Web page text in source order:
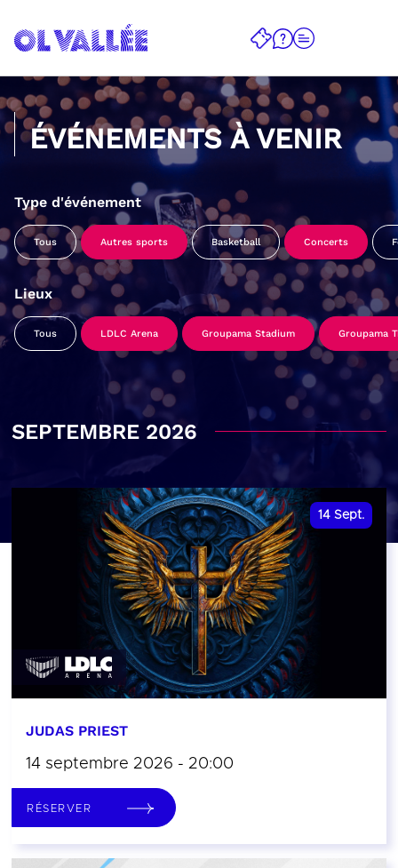
ÉVÉNEMENTS À VENIR
Type d'événement
Tous Autres sports Basketball Concerts
Lieux
Tous LDLC Arena Groupama Stadium Groupama
SEPTEMBRE 2026
14 Sept.
JUDAS PRIEST
14 septembre 2026 - 20:00
RÉSERVER